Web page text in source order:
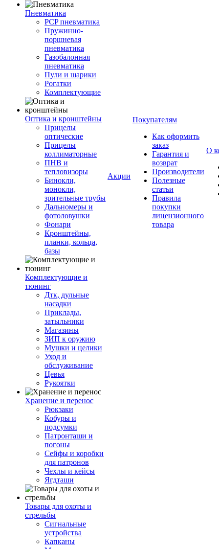
Пневматика
PCP пневматика
Пружинно-
поршневая
пневматика
Газобалонная
пневматика
Пули и шарики
Рогатки
Комплектующие
Оптика и кронштейны
Прицелы
оптические
Прицелы
коллиматорные
ПНВ и
тепловизоры
Бинокли,
монокли,
зрительные трубы
Дальномеры и
фотоловушки
Фонари
Кронштейны,
планки, кольца,
базы
Комплектующие и
тюнинг
Дтк, дульные
насадки
Приклады,
затыльники
Магазины
ЗИП к оружию
Мушки и целики
Уход и
обслуживание
Цевья
Рукоятки
Хранение и перенос
Рюкзаки
Кобуры и
подсумки
Патронташи и
погоны
Сейфы и коробки
для патронов
Чехлы и кейсы
Ягдташи
Товары для охоты и
стрельбы
Сигнальные
устройства
Капканы
Акции
Покупателям
Как оформить
заказ
Гарантия и
возврат
Производители
Полезные
статьи
Правила
покупки
лицензионного
товара
О